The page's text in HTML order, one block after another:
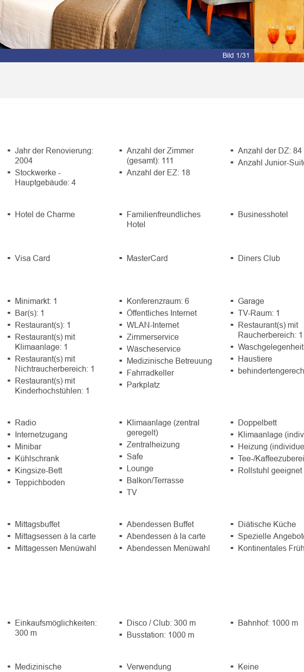
Bild 2/31
Jahr der Renovierung:
2004
Stockwerke -
Hauptgebäude: 4
Anzahl der Zimmer
(gesamt): 111
Anzahl der EZ: 18
Anzahl der DZ: 84
Anzahl Junior-
Hotel de Charme
Familienfreundliches
Hotel
Businesshotel
Visa Card MasterCard Diners Club
Minimarkt: 1
Bar(s): 1
Restaurant(s): 1
Restaurant(s) mit
Klimaanlage: 1
Restaurant(s) mit
Nichtraucherbereich: 1
Restaurant(s) mit
Kinderhochstühlen: 1
Konferenzraum: 6
Öffentliches Internet
WLAN-Internet
Zimmerservice
Wäscheservice
Medizinische Betreuung
Fahrradkeller
Parkplatz
Garage
TV-Raum: 1
Restaurant(s) mit
Raucherbereich: 1
Waschgelegenheit
Haustiere
Radio
Internetzugang
Minibar
Kühlschrank
Kingsize-Bett
Teppichboden
Klimaanlage (zentral
geregelt)
Zentralheizung
Safe
Lounge
Balkon/Terrasse
TV
Doppelbett
Klimaanlage
Heizung
Tee-/
Rollstuhl geeignet
Mittagsbuffet
Mittagsessen à la carte
Mittagessen Menüwahl
Abendessen Buffet
Abendessen à la carte
Abendessen Menüwahl
Diätische Küche
Spezielle
Kontinentales
Einkaufsmöglichkeiten:
300 m
Disco / Club: 300 m
Busstation: 1000 m
Bahnhof: 1000 m
Medizinische
Verwendung
Keine